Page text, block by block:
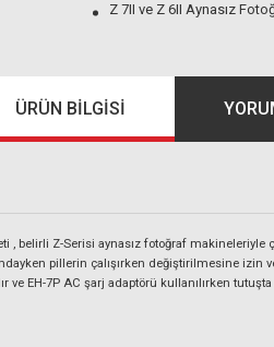
Z 7II ve Z 6II Aynasız
ÜRÜN BILGISI
, belirli Z-Serisi aynasız fotoğraf makineleriyle
pillerin çalışırken değiştirilmesine izin
ve EH-7P AC şarj adaptörü kullanılırken